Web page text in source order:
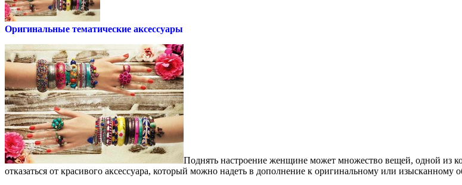
Оригинальные тематические аксессуары
Поднять настроение женщине может множество вещей, одной из
отказаться от красивого аксессуара, который можно надеть в дополнение к оригинальному или изысканному